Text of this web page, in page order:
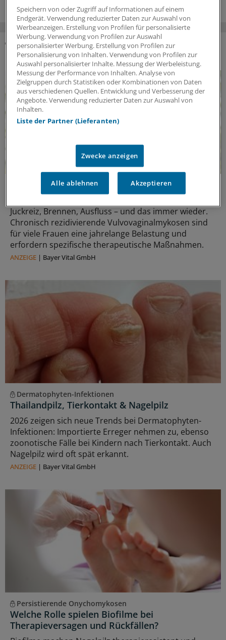
DAS KÖNNTE SIE AUCH INTERESSIEREN
Lebensqualität zurückgewinnen
Chronisch rezidivierende Vulvovaginalmykosen
Juckreiz, Brennen, Ausfluss – und das immer wieder.
Chronisch rezidivierende Vulvovaginalmykosen sind
für viele Frauen eine jahrelange Belastung und
erfordern spezifische therapeutische Maßnahmen.
ANZEIGE | Bayer Vital GmbH
Dermatophyten-Infektionen
Thailandpilz, Tierkontakt & Nagelpilz
2026 zeigen sich neue Trends bei Dermatophyten-
Infektionen: Importierte Erreger nehmen zu, ebenso
zoonotische Fälle bei Kindern nach Tierkontakt. Auch
Nagelpilz wird oft spät erkannt.
ANZEIGE | Bayer Vital GmbH
Persistierende Onychomykosen
Welche Rolle spielen Biofilme bei
Therapieversagen und Rückfällen?
Speichern von oder Zugriff auf Informationen auf einem
Endgerät. Verwendung reduzierter Daten zur Auswahl von
Werbeanzeigen. Erstellung von Profilen für personalisierte
Werbung. Verwendung von Profilen zur Auswahl
personalisierter Werbung. Erstellung von Profilen zur
Personalisierung von Inhalten. Verwendung von Profilen zur
Auswahl personalisierter Inhalte. Messung der Werbeleistung.
Messung der Performance von Inhalten. Analyse von
Zielgruppen durch Statistiken oder Kombinationen von Daten
aus verschiedenen Quellen. Entwicklung und Verbesserung der
Angebote. Verwendung reduzierter Daten zur Auswahl von
Inhalten.
Liste der Partner (Lieferanten)
Zwecke anzeigen
Alle ablehnen Akzeptieren